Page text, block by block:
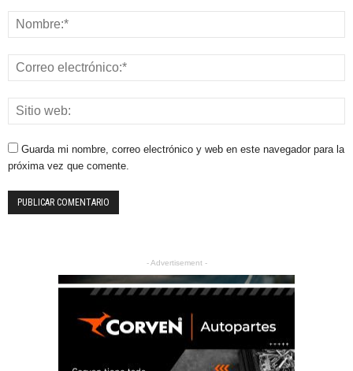
Guarda mi nombre, correo electrónico y web en este navegador para la
próxima vez que comente.
- Advertisement -